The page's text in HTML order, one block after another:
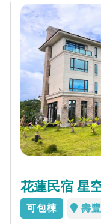
花蓮民宿 星
可包棟 壽